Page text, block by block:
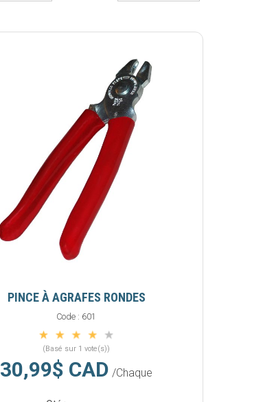
PINCE À AGRAFES RONDES
Code : 601
(Basé sur 1 vote(s))
30,99$ CAD /Chaque